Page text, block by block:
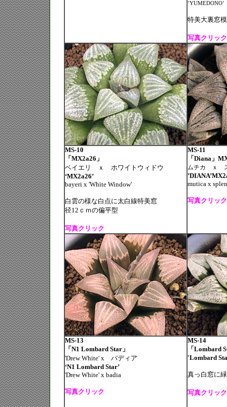
’YUMEDONO’
特美大裏窓
写真クリック
MS-10
「MX2a26」
ベイエリ ｘ ホワイトウィドウ
‘MX2a26’
bayeri x 'White Window'
白雲の様な白点に太白線特美窓
径12ｃｍの偏平型
写真クリック
MS-11
「Diana」
ムチカ ｘ
mutica x
写真クリック
MS-13
「N1 Lombard Star」
'Drew White' xバディア
‘N1 Lombard Star’
'Drew White' x badia
写真クリック
MS-14
「Lombard
'Lombard
真っ白窓に
写真クリック